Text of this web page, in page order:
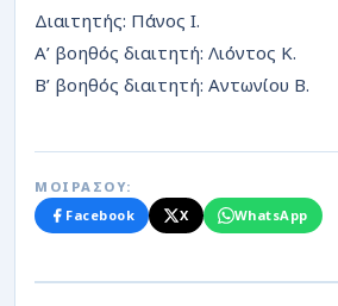
Διαιτητής: Πάνος Ι.
Α’ βοηθός διαιτητή: Λιόντος Κ.
Β’ βοηθός διαιτητή: Αντωνίου Β.
ΜΟΙΡΑΣΟΥ:
Facebook
X WhatsApp